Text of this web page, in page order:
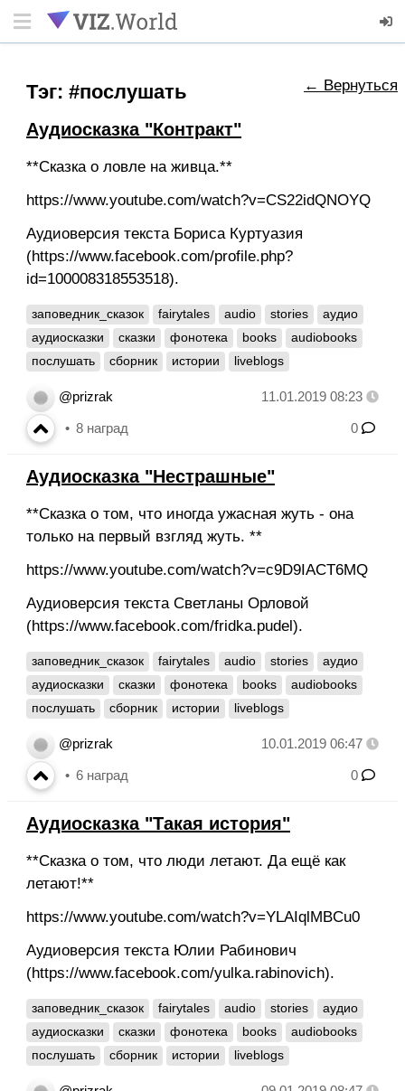
← Вернуться
Тэг: #послушать
Аудиосказка "Контракт"
**Сказка о ловле на живца.**
https://www.youtube.com/watch?v=CS22idQNOYQ
Аудиоверсия текста Бориса Куртуазия
(https://www.facebook.com/profile.php?
id=100008318553518).
заповедник_сказок fairytales audio stories
аудио
аудиосказки
сказки фонотека books
audiobooks
послушать
сборник истории liveblogs
@prizrak 11.01.2019 08:23
8 наград 0
Аудиосказка "Нестрашные"
**Сказка о том, что иногда ужасная жуть - она
только на первый взгляд жуть. **
https://www.youtube.com/watch?v=c9D9IACT6MQ
Аудиоверсия текста Светланы Орловой
(https://www.facebook.com/fridka.pudel).
заповедник_сказок fairytales audio stories
аудио
аудиосказки
сказки фонотека books
audiobooks
послушать
сборник истории liveblogs
@prizrak 10.01.2019 06:47
6 наград 0
Аудиосказка "Такая история"
**Сказка о том, что люди летают. Да ещё как
летают!**
https://www.youtube.com/watch?v=YLAIqlMBCu0
Аудиоверсия текста Юлии Рабинович
(https://www.facebook.com/yulka.rabinovich).
заповедник_сказок fairytales audio stories
аудио
аудиосказки
сказки фонотека books
audiobooks
послушать
сборник истории liveblogs